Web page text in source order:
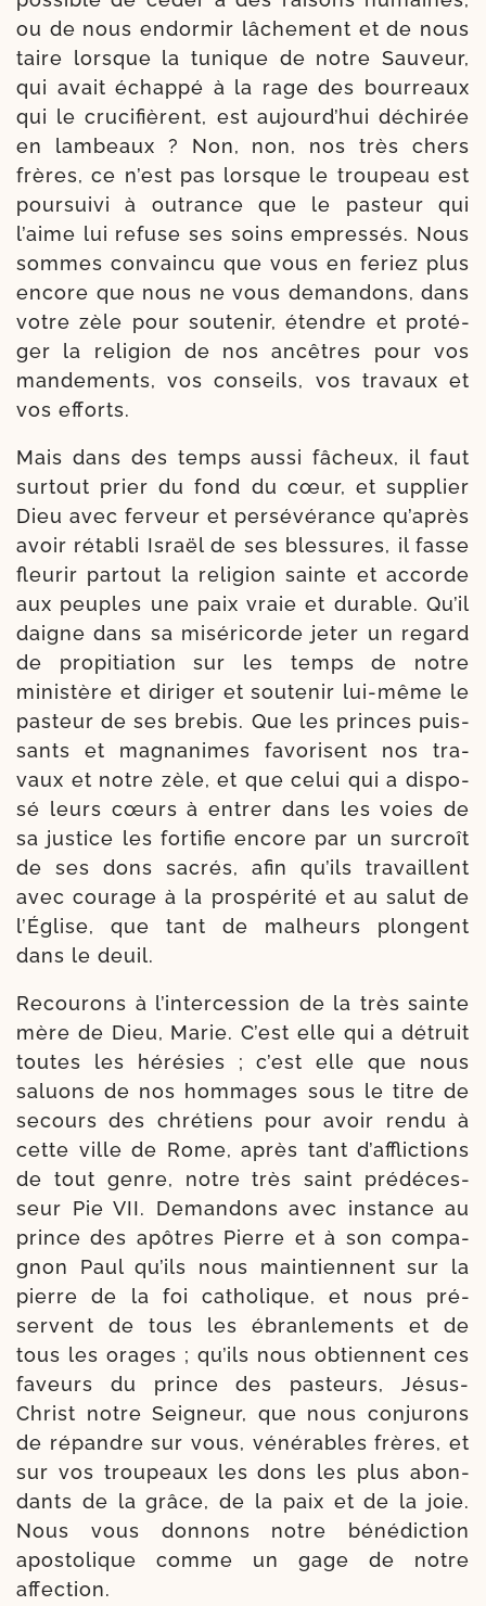
ou de nous endor­mir lâche­ment et de nous
taire lorsque la tunique de notre Sauveur,
qui avait échap­pé à la rage des bour­reaux
qui le cru­ci­fièrent, est aujourd’­hui déchi­rée
en lam­beaux ? Non, non, nos très chers
frères, ce n’est pas lorsque le trou­peau est
pour­sui­vi à outrance que le pas­teur qui
l’aime lui refuse ses soins empres­sés. Nous
sommes convain­cu que vous en feriez plus
encore que nous ne vous deman­dons, dans
votre zèle pour sou­te­nir, étendre et pro­té­
ger la reli­gion de nos ancêtres pour vos
man­de­ments, vos conseils, vos tra­vaux et
vos efforts.
Mais dans des temps aus­si fâcheux, il faut
sur­tout prier du fond du cœur, et sup­plier
Dieu avec fer­veur et per­sé­vé­rance qu’a­près
avoir réta­bli Israël de ses bles­sures, il fasse
fleu­rir par­tout la reli­gion sainte et accorde
aux peuples une paix vraie et durable. Qu’il
daigne dans sa misé­ri­corde jeter un regard
de pro­pi­tia­tion sur les temps de notre
minis­tère et diri­ger et sou­te­nir lui-​même le
pas­teur de ses bre­bis. Que les princes puis­
sants et magna­nimes favo­risent nos tra­
vaux et notre zèle, et que celui qui a dis­po­
sé leurs cœurs à entrer dans les voies de
sa jus­tice les for­ti­fie encore par un sur­croît
de ses dons sacrés, afin qu’ils tra­vaillent
avec cou­rage à la pros­pé­ri­té et au salut de
l’Église, que tant de mal­heurs plongent
dans le deuil.
Recourons à l’in­ter­ces­sion de la très sainte
mère de Dieu, Marie. C’est elle qui a détruit
toutes les héré­sies ; c’est elle que nous
saluons de nos hom­mages sous le titre de
secours des chré­tiens pour avoir ren­du à
cette ville de Rome, après tant d’af­flic­tions
de tout genre, notre très saint pré­dé­ces­
seur Pie VII. Demandons avec ins­tance au
prince des apôtres Pierre et à son com­pa­
gnon Paul qu’ils nous main­tiennent sur la
pierre de la foi catho­lique, et nous pré­
servent de tous les ébran­le­ments et de
tous les orages ; qu’ils nous obtiennent ces
faveurs du prince des pas­teurs, Jésus-​
Christ notre Seigneur, que nous conju­rons
de répandre sur vous, véné­rables frères, et
sur vos trou­peaux les dons les plus abon­
dants de la grâce, de la paix et de la joie.
Nous vous don­nons notre béné­dic­tion
apos­to­lique comme un gage de notre
affection.